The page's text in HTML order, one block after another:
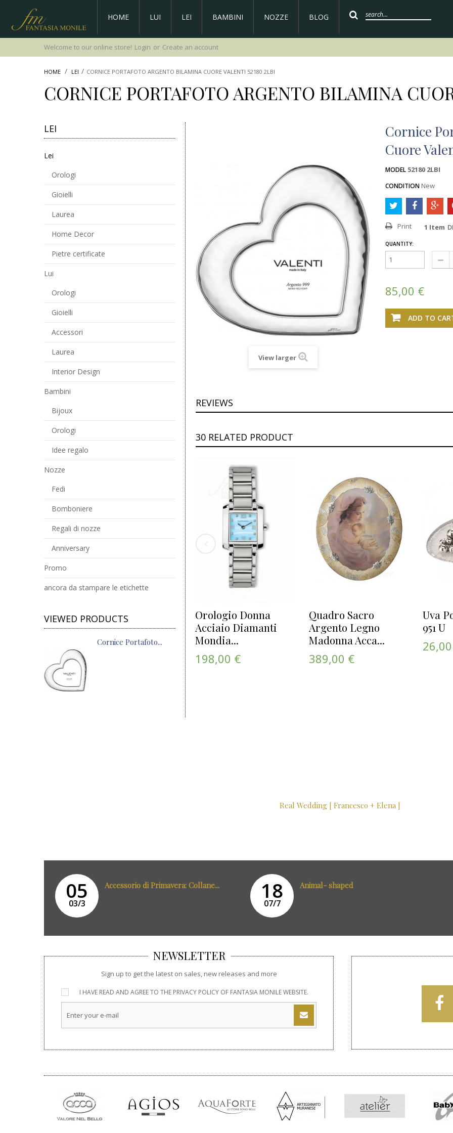
HOME LUI LEI BAMBINI NOZZE BLOG
Welcome to our online store! Login or Create an account
HOME LEI CORNICE PORTAFOTO ARGENTO BILAMINA CUORE VALENTI 52180 2LBI
CORNICE PORTAFOTO ARGENTO BILAMINA
LEI
Lei
Orologi
Gioielli
Laurea
Home Decor
Pietre certificate
Lui
Orologi
Gioielli
Accessori
Laurea
Interior Design
Bambini
Bijoux
Orologi
Idee regalo
Nozze
Fedi
Bomboniere
Regali di nozze
Anniversary
Promo
ancora da stampare le etichette
VIEWED PRODUCTS
Cornice Portafoto...
View larger
Cornice
Cuore
MODEL 52180 2LBI
CONDITION New
Print 1 Item
QUANTITY:
85,00 €
ADD TO
REVIEWS
30 RELATED PRODUCT
Orologio Donna
Acciaio Diamanti
Mondia...
198,00 €
Quadro Sacro
Argento Legno
Madonna Acca...
389,00 €
Uva
951 U
Real Wedding [ Francesco + Elena ]
05
03/3
Accessorio di Primavera: Collane... 18
07/7
Animal- shaped
NEWSLETTER
Sign up to get the latest on sales, new releases and more
I HAVE READ AND AGREE TO THE PRIVACY POLICY OF FANTASIA MONILE WEBSITE.